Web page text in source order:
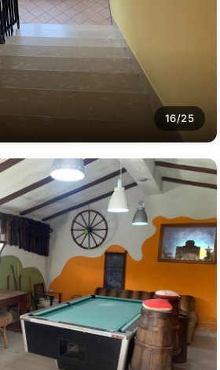
16/25